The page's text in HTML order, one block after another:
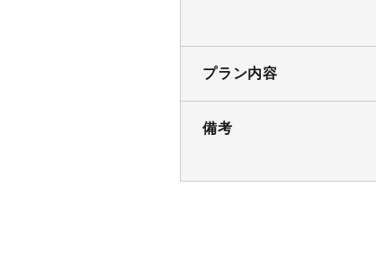
プラン内容
備考